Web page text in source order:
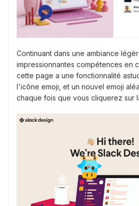
Continuant dans une ambiance
impressionnantes compétences en
cette page a une fonctionnalité
l'icône emoji, et un nouvel emoji
chaque fois que vous cliquerez sur